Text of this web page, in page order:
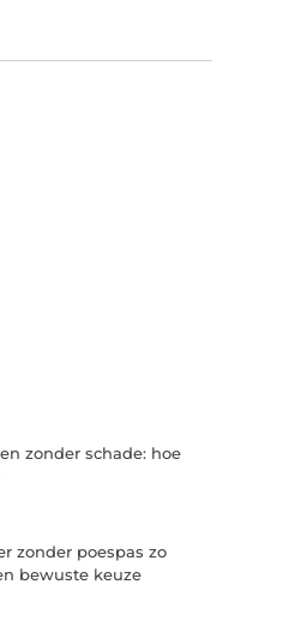
zonder schade: hoe
zonder poespas zo
bewuste keuze